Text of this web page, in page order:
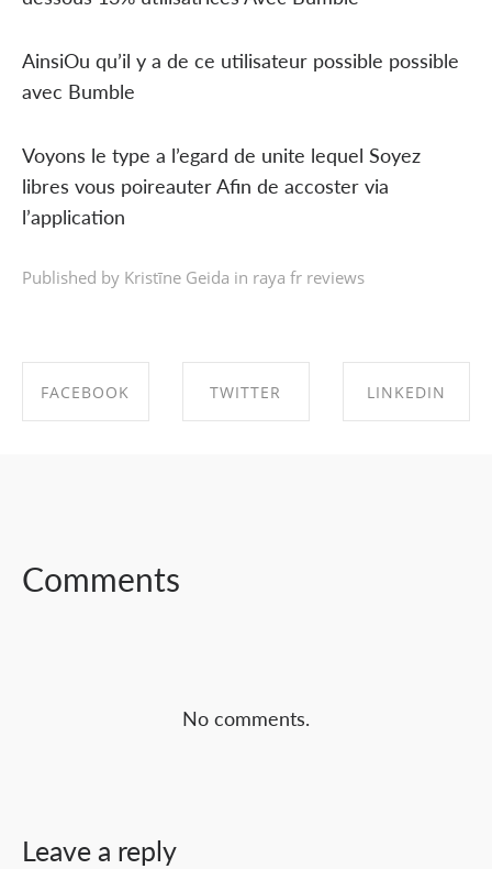
AinsiOu qu’il y a de ce utilisateur possible possible
avec Bumble
Voyons le type a l’egard de unite lequel Soyez
libres vous poireauter Afin de accoster via
l’application
Published by Kristīne Geida in raya fr reviews
FACEBOOK TWITTER LINKEDIN
Comments
No comments.
Leave a reply